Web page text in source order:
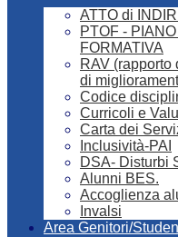
ATTO di
PTOF -
FORMATIVA
RAV
di
Codice
Curricoli e
Carta dei
Inclusività-PAI
DSA- Disturbi
Alunni BES.
Accoglienza
Invalsi
Area Genitori/